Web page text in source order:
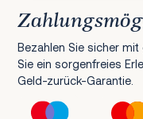
Bezahlen Sie sicher
Sie ein sorgenfreies
Geld-zurück-Garantie.